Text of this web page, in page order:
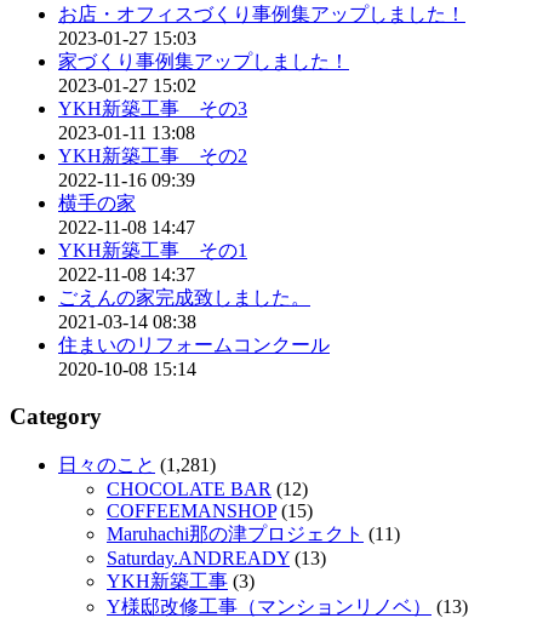
お店・オフィスづくり事例集アップしました！
2023-01-27 15:03
家づくり事例集アップしました！
2023-01-27 15:02
YKH新築工事 その3
2023-01-11 13:08
YKH新築工事 その2
2022-11-16 09:39
横手の家
2022-11-08 14:47
YKH新築工事 その1
2022-11-08 14:37
ごえんの家完成致しました。
2021-03-14 08:38
住まいのリフォームコンクール
2020-10-08 15:14
Category
日々のこと (1,281)
CHOCOLATE BAR (12)
COFFEEMANSHOP(15)
Maruhachi那の津プロジェクト (11)
Saturday.ANDREADY (13)
YKH新築工事 (3)
Y様邸改修工事（マンションリノベ）
(13)